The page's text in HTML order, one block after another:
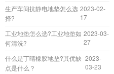
生产车间抗静电地垫怎么选
择?
2023-02-
17
工业地垫怎么选?工业地垫如
何清洗?
2023-03-
27
什么是丁晴橡胶地垫?其优缺
点是什么？
2023-
03-23